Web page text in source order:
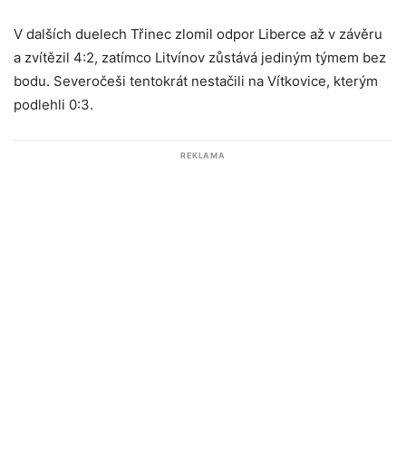
V dalších duelech Třinec zlomil odpor Liberce až v závěru
a zvítězil 4:2, zatímco Litvínov zůstává jediným týmem bez
bodu. Severočeši tentokrát nestačili na Vítkovice, kterým
podlehli 0:3.
REKLAMA